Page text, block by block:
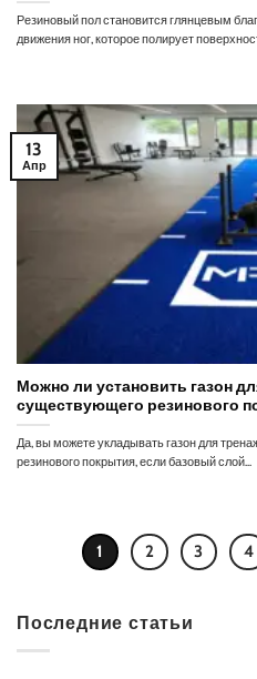
Резиновый пол становится глянцевым
движения ног, которое полирует
Можно ли установить газон
существующего резинового
Да, вы можете укладывать газон для
резинового покрытия, если базовый слой...
13
Апр
1 2 3 4
Последние статьи